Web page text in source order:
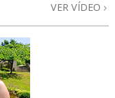
VER VÍDEO